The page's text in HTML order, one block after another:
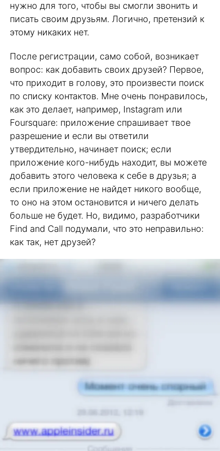
нужно для того, чтобы вы смогли звонить и
писать своим друзьям. Логично, претензий к
этому никаких нет.
После регистрации, само собой, возникает
вопрос: как добавить своих друзей? Первое,
что приходит в голову, это произвести поиск
по списку контактов. Мне очень понравилось,
как это делает, например, Instagram или
Foursquare: приложение спрашивает твое
разрешение и если вы ответили
утвердительно, начинает поиск; если
приложение кого-нибудь находит, вы можете
добавить этого человека к себе в друзья; а
если приложение не найдет никого вообще,
то оно на этом остановится и ничего делать
больше не будет. Но, видимо, разработчики
Find and Call подумали, что это неправильно:
как так, нет друзей?